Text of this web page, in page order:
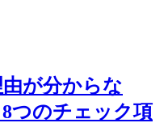
が分からな
つのチェック項